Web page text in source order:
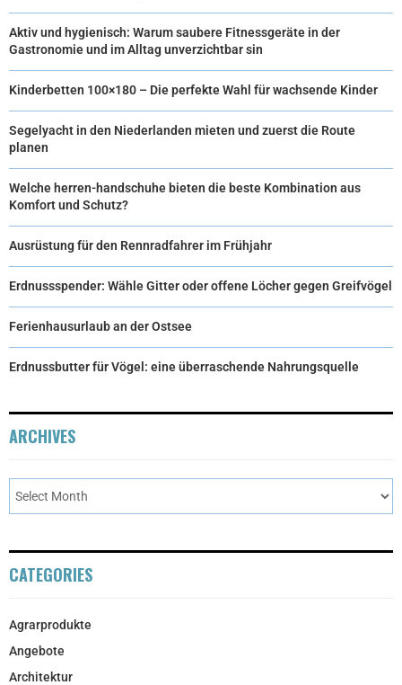
Aktiv und hygienisch: Warum saubere Fitnessgeräte in der
Gastronomie und im Alltag unverzichtbar sin
Kinderbetten 100×180 – Die perfekte Wahl für wachsende Kinder
Segelyacht in den Niederlanden mieten und zuerst die Route
planen
Welche herren-handschuhe bieten die beste Kombination aus
Komfort und Schutz?
Ausrüstung für den Rennradfahrer im Frühjahr
Erdnussspender: Wähle Gitter oder offene Löcher gegen Greifvögel
Ferienhausurlaub an der Ostsee
Erdnussbutter für Vögel: eine überraschende Nahrungsquelle
ARCHIVES
CATEGORIES
Agrarprodukte
Angebote
Architektur